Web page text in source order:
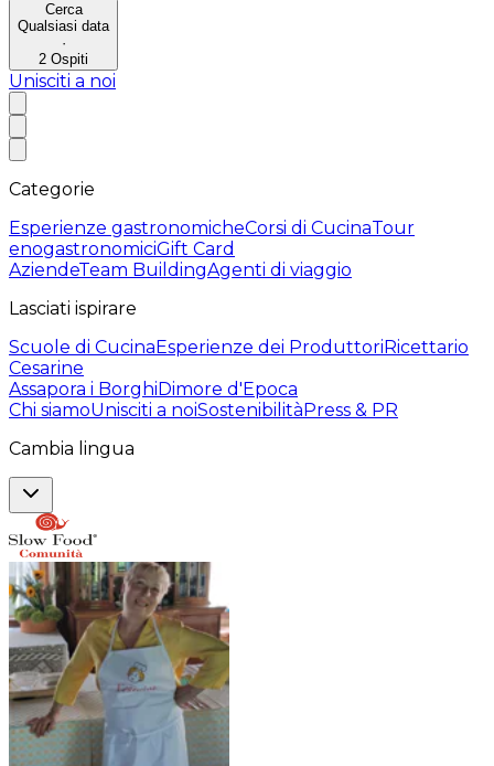
Cerca
Qualsiasi data
·
2 Ospiti
Unisciti a noi
Categorie
Esperienze gastronomicheCorsi di CucinaTour
enogastronomiciGift Card
AziendeTeam BuildingAgenti di viaggio
Lasciati ispirare
Scuole di CucinaEsperienze dei ProduttoriRicettario
Cesarine
Assapora i BorghiDimore d'Epoca
Chi siamoUnisciti a noiSostenibilitàPress & PR
Cambia lingua